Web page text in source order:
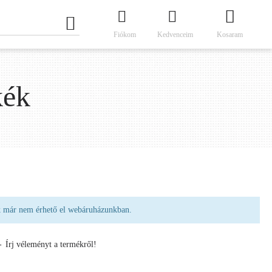
Fiókom Kedvenceim Kosaram
nem érhető el webáruházunkban.
Írj véleményt a termékről!